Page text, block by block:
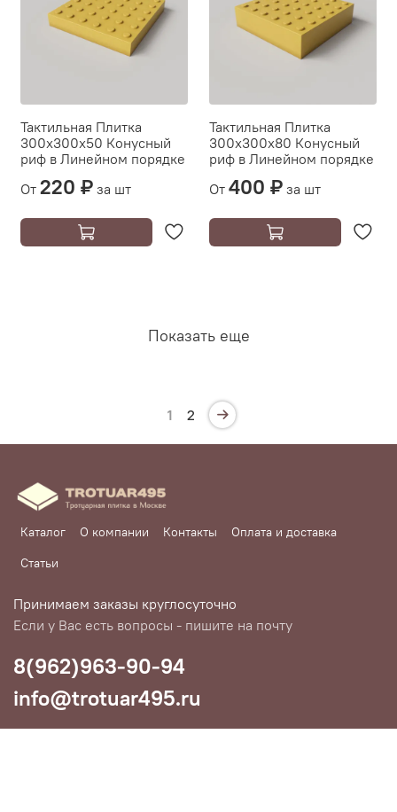
Тактильная Плитка
300х300х50 Конусный
риф в Линейном порядке
От 220 ₽ за шт
Тактильная Плитка
300х300х80 Конусный
риф в Линейном порядке
От 400 ₽ за шт
Показать еще
1 2
Каталог О компании Контакты
Оплата и доставка
Статьи
Принимаем заказы круглосуточно
Если у Вас есть вопросы - пишите на почту
8(962)963-90-94
info@trotuar495.ru